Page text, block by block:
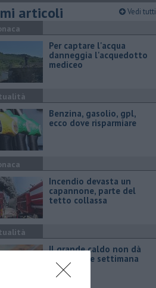
articoli Vedi tutti
Per captare l'acqua
danneggia l'acquedotto
mediceo
​Benzina, gasolio, gpl,
ecco dove risparmiare
Incendio devasta un
capannone, parte del
tetto collassa
Il grande caldo non dà
tregua, fine settimana
rovente